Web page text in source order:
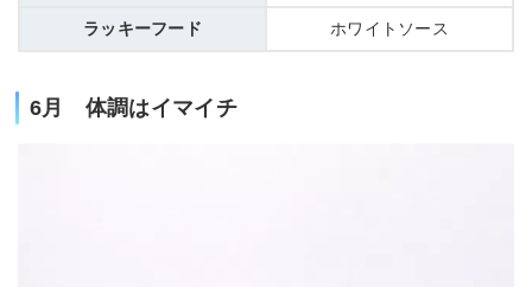
ラッキーフード ホワイトソース
6月 体調はイマイチ